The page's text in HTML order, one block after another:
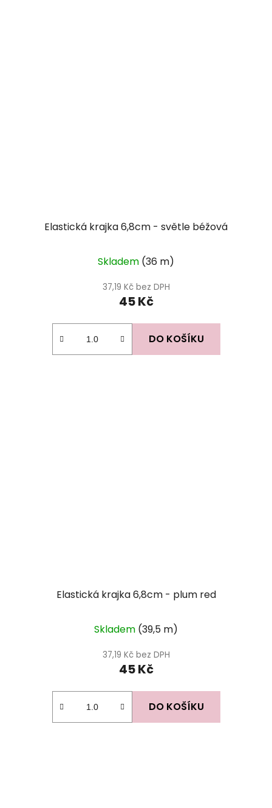
Elastická krajka 6,8cm - světle béžová
Skladem (36 m)
37,19 Kč bez DPH
45 Kč
DO KOŠÍKU
Elastická krajka 6,8cm - plum red
Skladem (39,5 m)
37,19 Kč bez DPH
45 Kč
DO KOŠÍKU